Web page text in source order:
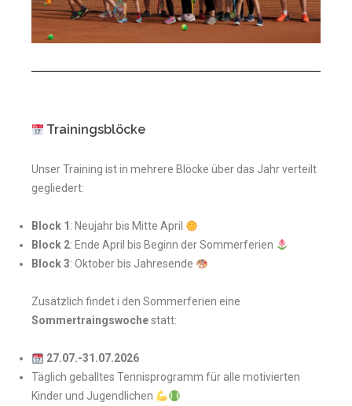
Trainingsblöcke
Unser Training ist in mehrere Blöcke über das Jahr verteilt
gegliedert:
Block 1 : Neujahr bis Mitte April
Block 2: Ende April bis Beginn der Sommerferien
Block 3: Oktober bis Jahresende
Zusätzlich findet i den Sommerferien eine
Sommertraingswochestatt:
27.07.-31.07.2026
Täglich geballtes Tennisprogramm für alle motivierten
Kinder und Jugendlichen